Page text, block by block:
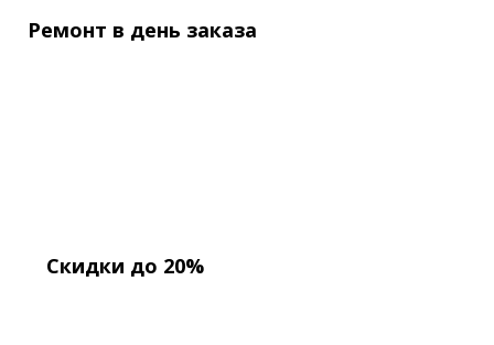
Ремонт в день заказа
Скидки до 20%